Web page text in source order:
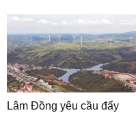
Lâm Đồng yêu cầu đẩy